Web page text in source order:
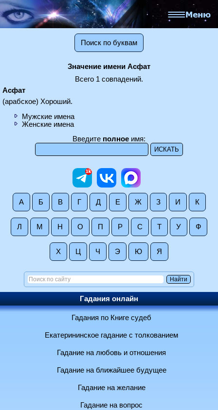
Поиск по буквам
Значение имени Асфат
Всего 1 совпадений.
Асфат
(арабское) Хороший.
Мужские имена
Женские имена
Введите полное имя:
А Б В Г Д Е Ж З И К
Л М Н О П Р С Т У Ф
Х Ц Ч Э Ю Я
Гадания онлайн
Гадания по Книге судеб
Екатерининское гадание с толкованием
Гадание на любовь и отношения
Гадание на ближайшее будущее
Гадание на желание
Гадание на вопрос